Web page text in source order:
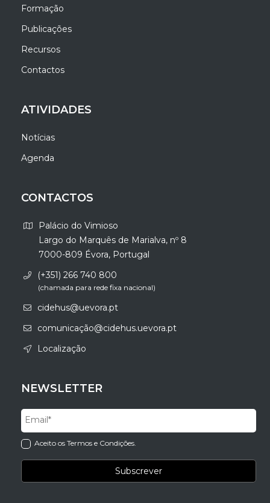
Formação
Publicações
Recursos
Contactos
ATIVIDADES
Notícias
Agenda
CONTACTOS
Palácio do Vimioso
Largo do Marquês de Marialva, nº 8
7000-809 Évora, Portugal
(+351) 266 740 800
(chamada para rede fixa nacional)
cidehus@uevora.pt
comunicação@cidehus.uevora.pt
Localização
NEWSLETTER
Aceito os Termos e Condições.